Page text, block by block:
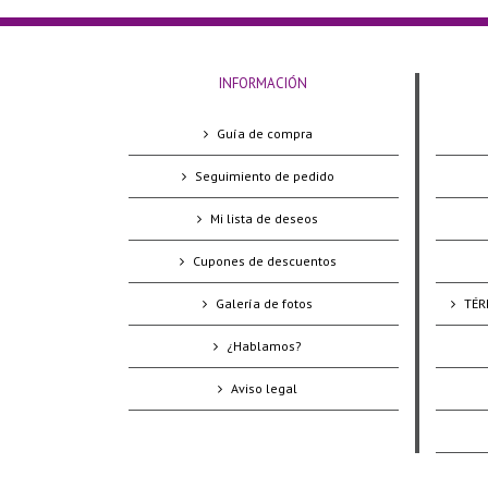
INFORMACIÓN
Guía de compra
Seguimiento de pedido
Mi lista de deseos
Cupones de descuentos
Galería de fotos
¿Hablamos?
Aviso legal